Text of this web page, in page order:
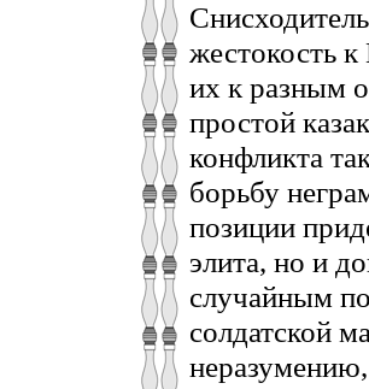
жестокость
их к разным
простой
конфликта
борьбу
позиции
элита, но и
случайным
солдатской
неразумению,